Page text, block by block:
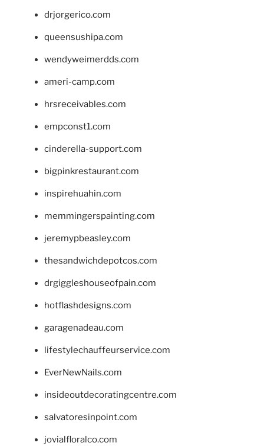
drjorgerico.com
queensushipa.com
wendyweimerdds.com
ameri-camp.com
hrsreceivables.com
empconst1.com
cinderella-support.com
bigpinkrestaurant.com
inspirehuahin.com
memmingerspainting.com
jeremypbeasley.com
thesandwichdepotcos.com
drgiggleshouseofpain.com
hotflashdesigns.com
garagenadeau.com
lifestylechauffeurservice.com
EverNewNails.com
insideoutdecoratingcentre.com
salvatoresinpoint.com
jovialfloralco.com